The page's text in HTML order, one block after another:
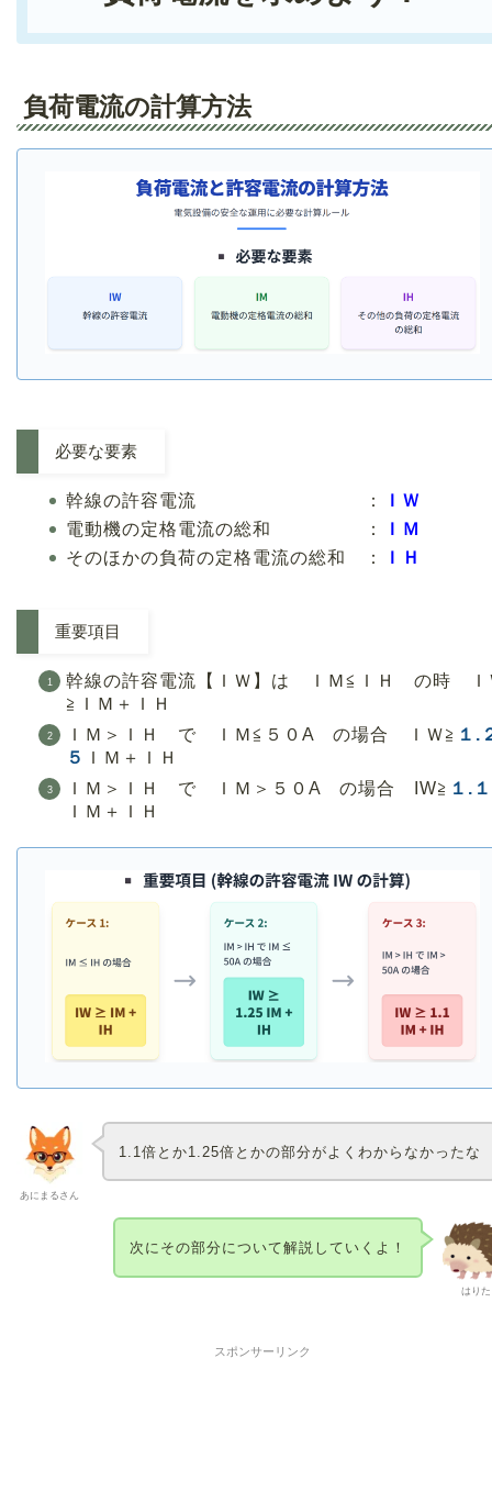
負荷電流の計算方法
必要な要素
幹線の許容電流 ：
ＩＷ
電動機の定格電流の総和 ：
ＩＭ
そのほかの負荷の定格電流の総和 ：
ＩＨ
重要項目
幹線の許容電流【ＩＷ】は ＩＭ≦ＩＨ の時 Ｉ
≧ＩＭ＋ＩＨ
ＩＭ＞ＩＨ で ＩＭ≦５０A の場合 ＩＷ≧ １.
５
ＩＭ＋ＩＨ
ＩＭ＞ＩＨ で ＩＭ＞５０A の場合 IW≧ １.１
ＩＭ＋ＩＨ
あにまるさん
1.1倍とか1.25倍とかの部分がよくわからなかったな
はりた
次にその部分について解説していくよ！
スポンサーリンク